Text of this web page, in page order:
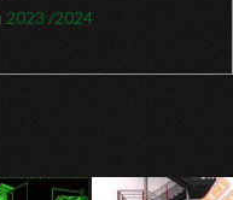
2023 /2024